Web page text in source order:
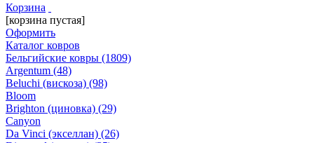
Корзина
[корзина пустая]
Оформить
Каталог ковров
Бельгийские ковры (1809)
Argentum (48)
Beluchi (вискоза) (98)
Bloom
Brighton (циновка) (29)
Canyon
Da Vinci (экселлан) (26)